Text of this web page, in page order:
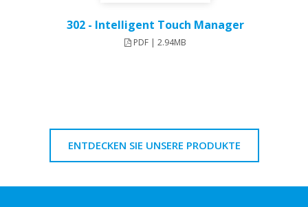
302 - Intelligent Touch Manager
PDF | 2.94MB
ENTDECKEN SIE UNSERE PRODUKTE